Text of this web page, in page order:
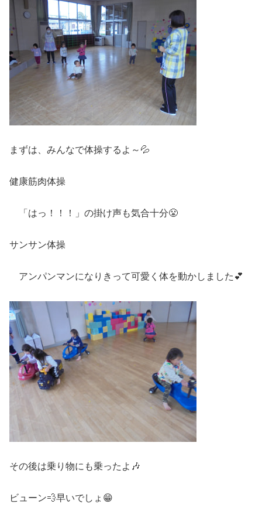
まずは、みんなで体操するよ～💦
健康筋肉体操
「はっ！！！」の掛け声も気合十分😤
サンサン体操
アンパンマンになりきって可愛く体を動かしました💕
その後は乗り物にも乗ったよ🎶
ビューン💨早いでしょ😁